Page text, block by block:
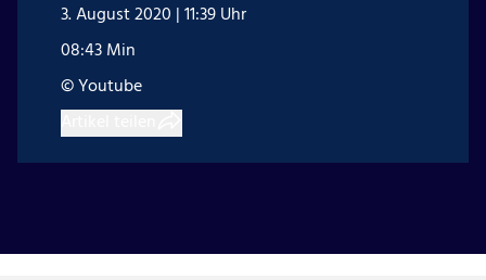
3. August 2020 | 11:39 Uhr
08:43 Min
© Youtube